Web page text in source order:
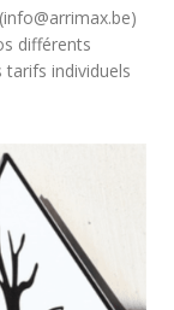
info@arrimax.be)
différents
individuels